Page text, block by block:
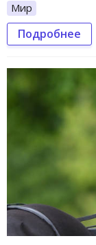
Мир
Подробнее